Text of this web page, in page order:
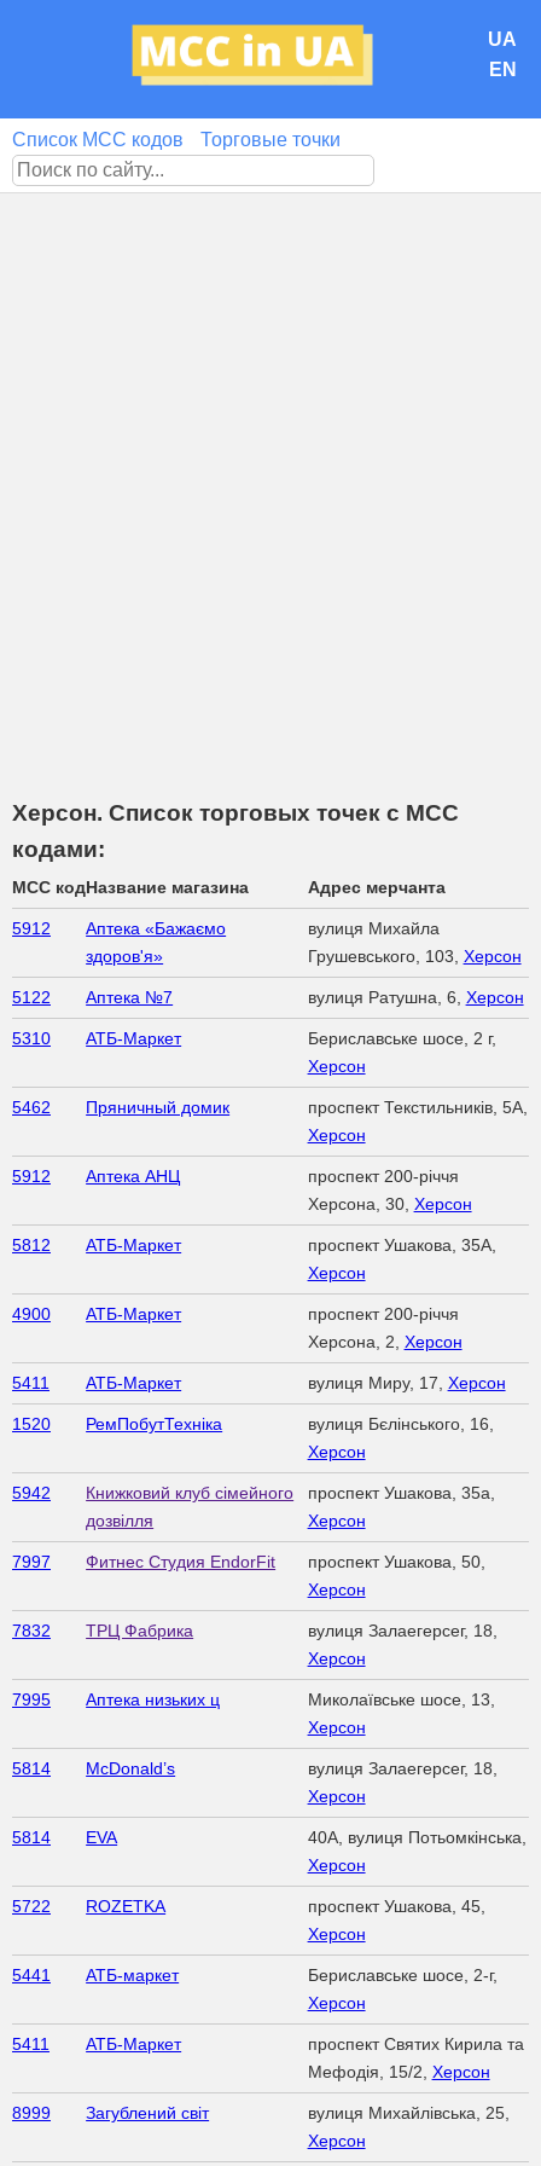
UA
EN
Список MCC кодов Торговые точки
Херсон. Список торговых точек с МСС
кодами:
MCC кодНазвание магазина Адрес мерчанта
5912
Аптека «Бажаємо
здоров'я»
вулиця Михайла
Грушевського, 103, Херсон
5122 Аптека №7 вулиця Ратушна, 6, Херсон
5310 АТБ-Маркет
Бериславське шосе, 2 г,
Херсон
5462 Пряничный домик
проспект Текстильників, 5А,
Херсон
5912 Аптека АНЦ
проспект 200-річчя
Херсона, 30, Херсон
5812 АТБ-Маркет
проспект Ушакова, 35А,
Херсон
4900 АТБ-Маркет
проспект 200-річчя
Херсона, 2, Херсон
5411 АТБ-Маркет вулиця Миру, 17, Херсон
1520 РемПобутТехніка
вулиця Бєлінського, 16,
Херсон
5942
Книжковий клуб сімейного
дозвілля
проспект Ушакова, 35а,
Херсон
7997 Фитнес Студия EndorFit
проспект Ушакова, 50,
Херсон
7832 ТРЦ Фабрика
вулиця Залаегерсег, 18,
Херсон
7995 Аптека низьких ц
Миколаївське шосе, 13,
Херсон
5814 McDonald’s
вулиця Залаегерсег, 18,
Херсон
5814 EVA
40A, вулиця Потьомкінська,
Херсон
5722 ROZETKA
проспект Ушакова, 45,
Херсон
5441 АТБ-маркет
Бериславське шосе, 2-г,
Херсон
5411 АТБ-Маркет
проспект Святих Кирила та
Мефодія, 15/2, Херсон
8999 Загублений світ
вулиця Михайлівська, 25,
Херсон